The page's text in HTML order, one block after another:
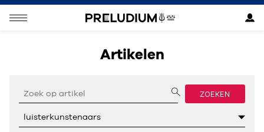
Artikelen
ZOEKEN